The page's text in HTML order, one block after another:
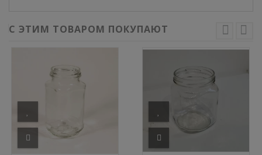
С ЭТИМ ТОВАРОМ ПОКУПАЮТ